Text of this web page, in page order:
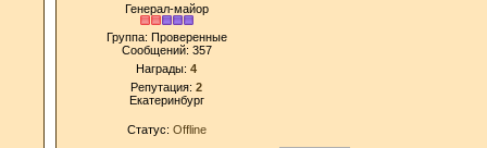
Генерал-майор
Группа: Проверенные
Сообщений: 357
Награды: 4
Репутация: 2
Екатеринбург
Статус: Offline